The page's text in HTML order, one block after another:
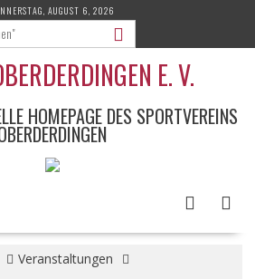
AUGUST 6, 2026
E. V.
HOMEPAGE DES SPORTVEREINS
Veranstaltungen